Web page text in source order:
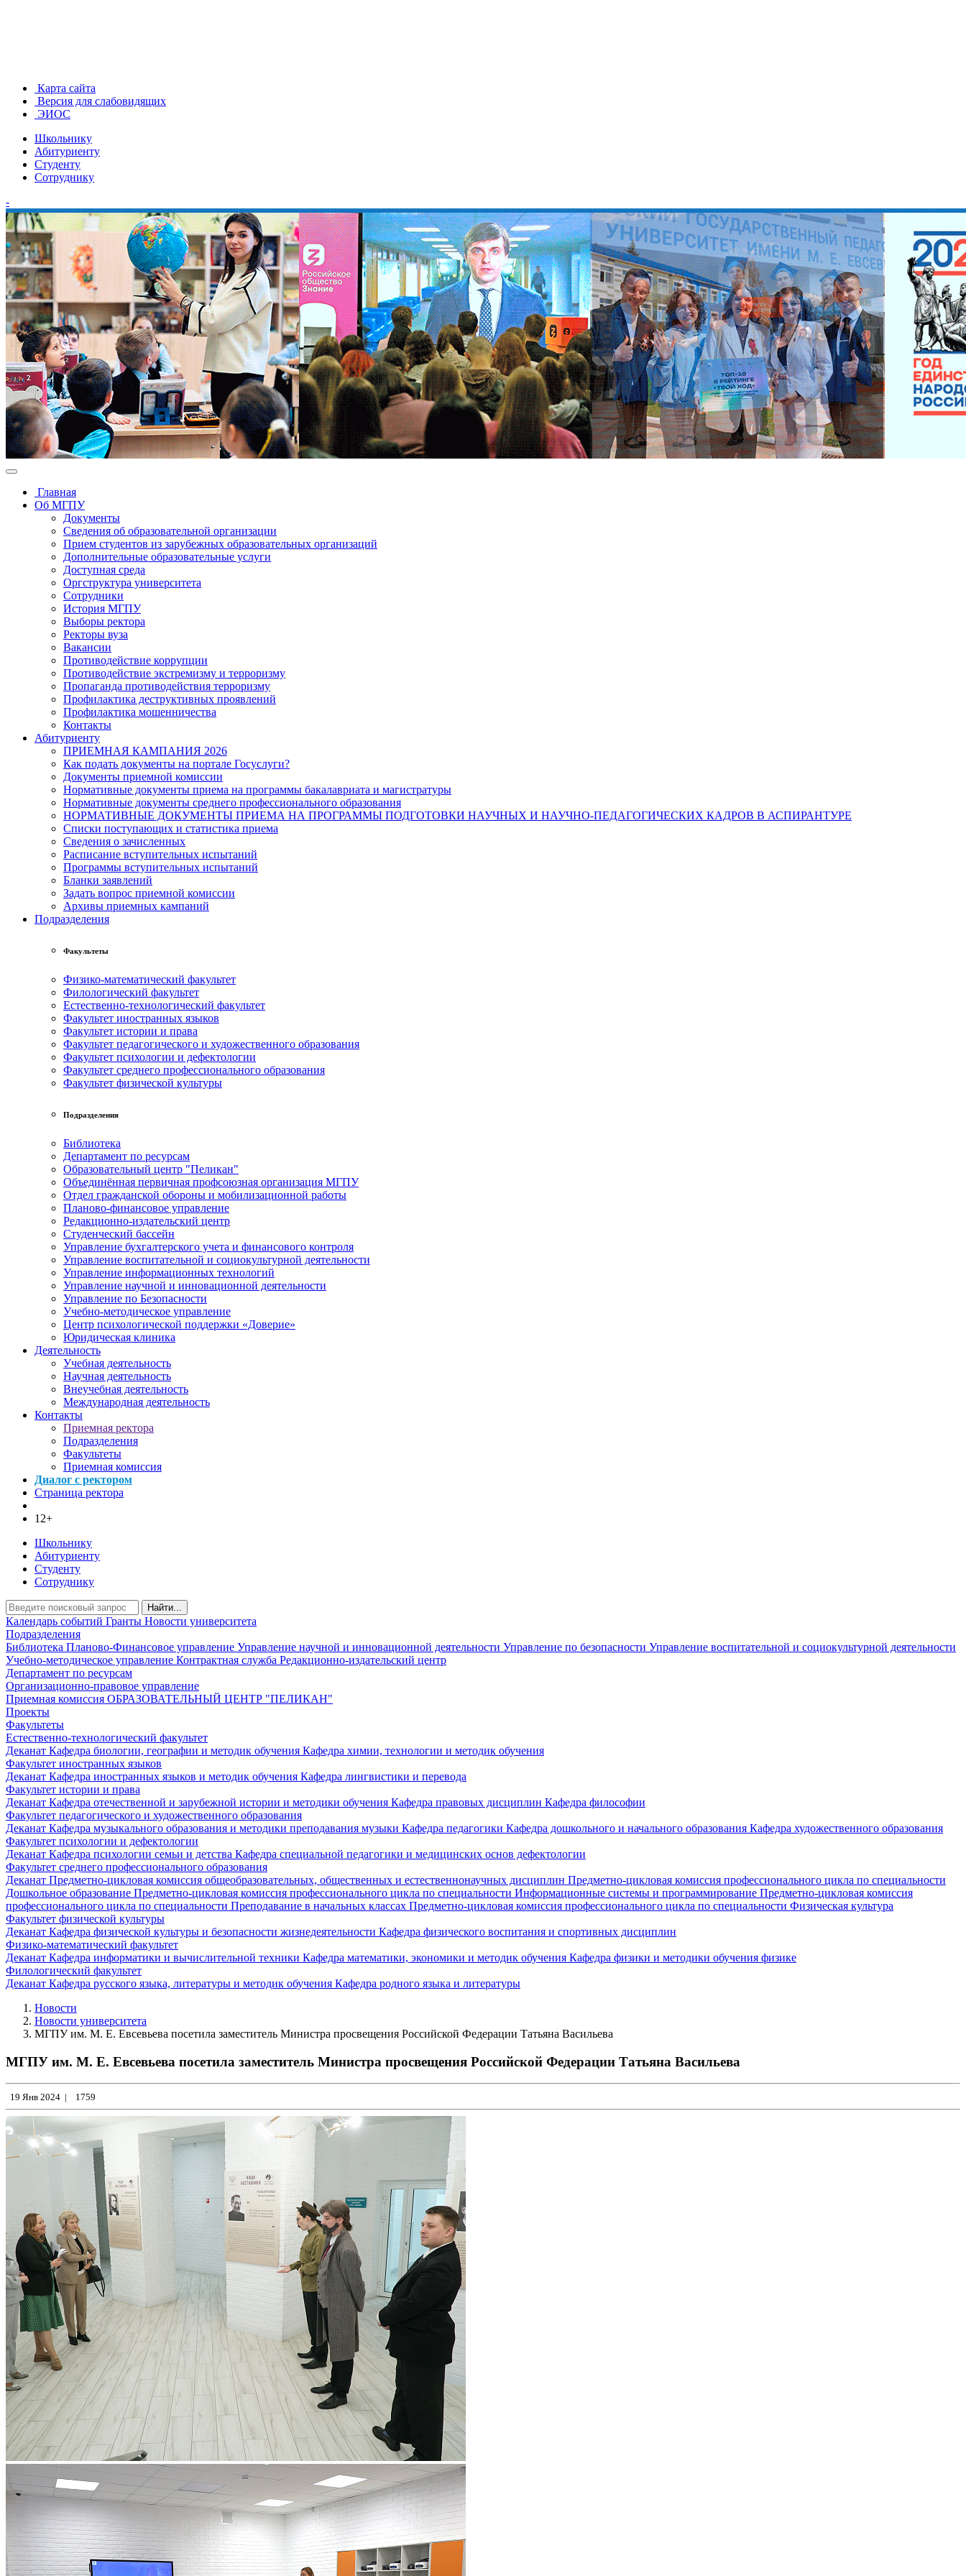
Карта сайта
Версия для слабовидящих
ЭИОС
Школьнику
Абитуриенту
Студенту
Сотруднику
-
Главная
Об МГПУ
Документы
Сведения об образовательной организации
Прием студентов из зарубежных образовательных организаций
Дополнительные образовательные услуги
Доступная среда
Оргструктура университета
Сотрудники
История МГПУ
Выборы ректора
Ректоры вуза
Вакансии
Противодействие коррупции
Противодействие экстремизму и терроризму
Пропаганда противодействия терроризму
Профилактика деструктивных проявлений
Профилактика мошенничества
Контакты
Абитуриенту
ПРИЕМНАЯ КАМПАНИЯ 2026
Как подать документы на портале Госуслуги?
Документы приемной комиссии
Нормативные документы приема на программы бакалавриата и магистратуры
Нормативные документы среднего профессионального образования
НОРМАТИВНЫЕ ДОКУМЕНТЫ ПРИЕМА НА ПРОГРАММЫ ПОДГОТОВКИ НАУЧНЫХ И НАУЧНО-ПЕДАГОГИЧЕСКИХ КАДРОВ В АСПИРАНТУРЕ
Списки поступающих и статистика приема
Сведения о зачисленных
Расписание вступительных испытаний
Программы вступительных испытаний
Бланки заявлений
Задать вопрос приемной комиссии
Архивы приемных кампаний
Подразделения
Факультеты
Физико-математический факультет
Филологический факультет
Естественно-технологический факультет
Факультет иностранных языков
Факультет истории и права
Факультет педагогического и художественного образования
Факультет психологии и дефектологии
Факультет среднего профессионального образования
Факультет физической культуры
Подразделения
Библиотека
Департамент по ресурсам
Образовательный центр "Пеликан"
Объединённая первичная профсоюзная организация МГПУ
Отдел гражданской обороны и мобилизационной работы
Планово-финансовое управление
Редакционно-издательский центр
Студенческий бассейн
Управление бухгалтерского учета и финансового контроля
Управление воспитательной и социокультурной деятельности
Управление информационных технологий
Управление научной и инновационной деятельности
Управление по Безопасности
Учебно-методическое управление
Центр психологической поддержки «Доверие»
Юридическая клиника
Деятельность
Учебная деятельность
Научная деятельность
Внеучебная деятельность
Международная деятельность
Контакты
Приемная ректора
Подразделения
Факультеты
Приемная комиссия
Диалог с ректором
Страница ректора
12+
Школьнику
Абитуриенту
Студенту
Сотруднику
Найти...
Календарь событий Гранты Новости университета
Подразделения
Библиотека Планово-Финансовое управление Управление научной и инновационной деятельности Управление по безопасности Управление воспитательной и социокультурной деятельности
Учебно-методическое управление Контрактная служба Редакционно-издательский центр
Департамент по ресурсам
Организационно-правовое управление
Приемная комиссия ОБРАЗОВАТЕЛЬНЫЙ ЦЕНТР "ПЕЛИКАН"
Проекты
Факультеты
Естественно-технологический факультет
Деканат Кафедра биологии, географии и методик обучения Кафедра химии, технологии и методик обучения
Факультет иностранных языков
Деканат Кафедра иностранных языков и методик обучения Кафедра лингвистики и перевода
Факультет истории и права
Деканат Кафедра отечественной и зарубежной истории и методики обучения Кафедра правовых дисциплин Кафедра философии
Факультет педагогического и художественного образования
Деканат Кафедра музыкального образования и методики преподавания музыки Кафедра педагогики Кафедра дошкольного и начального образования Кафедра художественного образования
Факультет психологии и дефектологии
Деканат Кафедра психологии семьи и детства Кафедра специальной педагогики и медицинских основ дефектологии
Факультет среднего профессионального образования
Деканат Предметно-цикловая комиссия общеобразовательных, общественных и естественнонаучных дисциплин Предметно-цикловая комиссия профессионального цикла по специальности
Дошкольное образование Предметно-цикловая комиссия профессионального цикла по специальности Информационные системы и программирование Предметно-цикловая комиссия
профессионального цикла по специальности Преподавание в начальных классах Предметно-цикловая комиссия профессионального цикла по специальности Физическая культура
Факультет физической культуры
Деканат Кафедра физической культуры и безопасности жизнедеятельности Кафедра физического воспитания и спортивных дисциплин
Физико-математический факультет
Деканат Кафедра информатики и вычислительной техники Кафедра математики, экономики и методик обучения Кафедра физики и методики обучения физике
Филологический факультет
Деканат Кафедра русского языка, литературы и методик обучения Кафедра родного языка и литературы
Новости
Новости университета
МГПУ им. М. Е. Евсевьева посетила заместитель Министра просвещения Российской Федерации Татьяна Васильева
МГПУ им. М. Е. Евсевьева посетила заместитель Министра просвещения Российской Федерации Татьяна Васильева
19 Янв 2024 | 1759